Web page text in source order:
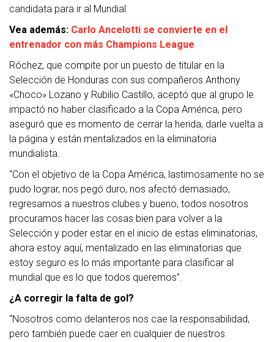
candidata para ir al Mundial.
Vea además: Carlo Ancelotti se convierte en el
entrenador con más Champions League
Róchez, que compite por un puesto de titular en la
Selección de Honduras con sus compañeros Anthony
«Choco» Lozano y Rubilio Castillo, aceptó que al grupo le
impactó no haber clasificado a la Copa América, pero
aseguró que es momento de cerrar la herida, darle vuelta a
la página y están mentalizados en la eliminatoria
mundialista.
“Con el objetivo de la Copa América, lastimosamente no se
pudo lograr, nos pegó duro, nos afectó demasiado,
regresamos a nuestros clubes y bueno, todos nosotros
procuramos hacer las cosas bien para volver a la
Selección y poder estar en el inicio de estas eliminatorias,
ahora estoy aquí, mentalizado en las eliminatorias que
estoy seguro es lo más importante para clasificar al
mundial que es lo que todos queremos”.
¿A corregir la falta de gol?
“Nosotros como delanteros nos cae la responsabilidad,
pero también puede caer en cualquier de nuestros